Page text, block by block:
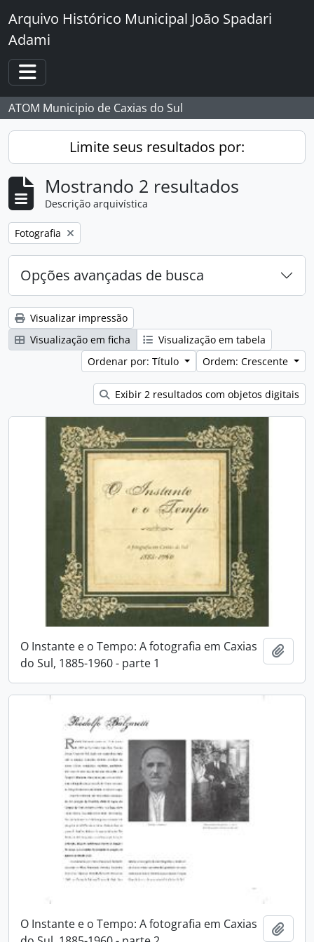
Skip to main content
Arquivo Histórico Municipal João Spadari
Adami
Toggle navigation
ATOM Municipio de Caxias do Sul
Limite seus resultados por:
Mostrando 2 resultados
Descrição arquivística
Remover filtro:
Fotografia
Opções avançadas de busca
Visualizar impressão
Visualização em ficha
Visualização em tabela
Ordenar por: Título
Ordem: Crescente
Exibir 2 resultados com objetos digitais
O Instante e o Tempo: A fotografia em Caxias
do Sul, 1885-1960 - parte 1
O Instante e o Tempo: A fotografia em Caxias